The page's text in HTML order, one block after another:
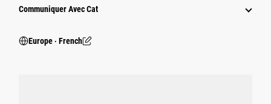
Communiquer Avec Cat
Europe ‧ French